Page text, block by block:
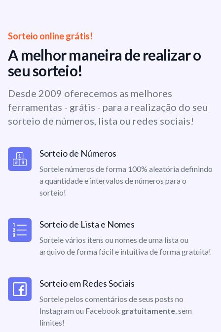
Sorteio online grátis!
A melhor maneira de realizar o
seu sorteio!
Desde 2009 oferecemos as melhores
ferramentas - grátis - para a realização do seu
sorteio de números, lista ou redes sociais!
Sorteio de Números
Sorteie números de forma 100% aleatória definindo
a quantidade e intervalos de números para o
sorteio!
Sorteio de Lista e Nomes
Sorteie vários itens ou nomes de uma lista ou
arquivo de forma fácil e intuitiva de forma gratuita!
Sorteio em Redes Sociais
Sorteie pelos comentários de seus posts no
Instagram ou Facebook gratuitamente, sem
limites!